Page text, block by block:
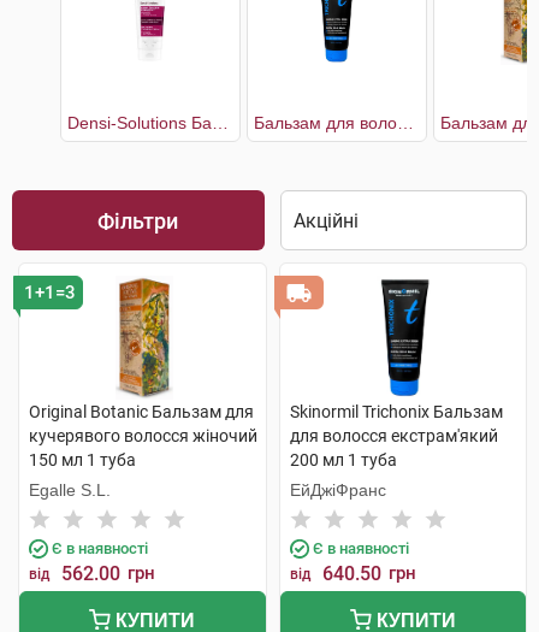
Фільтри
1+1=3
Original Botanic Бальзам для
кучерявого волосся жіночий
150 мл 1 туба
Egalle S.L.
Є в наявності
від 562.00 грн
КУПИТИ
Skinormil Trichonix Бальзам
для волосся екстрам'який
200 мл 1 туба
ЕйДжіФранс
Є в наявності
від 640.50 грн
КУПИТИ